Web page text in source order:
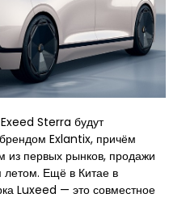
Sterra будут
Exlantix, причём
из первых рынков, продажи
Ещё в Китае в
Luxeed — это совместное